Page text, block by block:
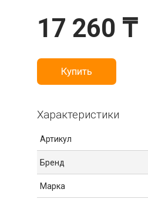
17 260 ₸
Купить
Характеристики
Артикул
Бренд
Марка